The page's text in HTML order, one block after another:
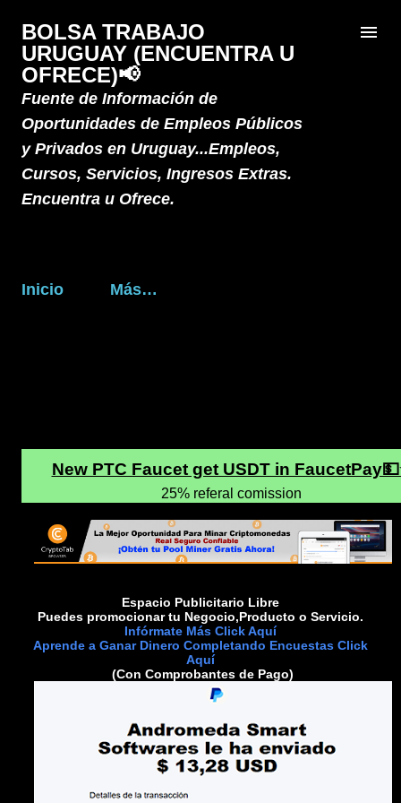
Ir al contenido principal
BOLSA TRABAJO
URUGUAY (ENCUENTRA U
OFRECE)📢
Fuente de Información de
Oportunidades de Empleos Públicos
y Privados en Uruguay...Empleos,
Cursos, Servicios, Ingresos Extras.
Encuentra u Ofrece.
Inicio Más…
Espacio Publicitario Libre
Puedes promocionar tu Negocio,Producto o Servicio.
Infórmate Más Click Aquí
Aprende a Ganar Dinero Completando Encuestas Click
Aquí
(Con Comprobantes de Pago)